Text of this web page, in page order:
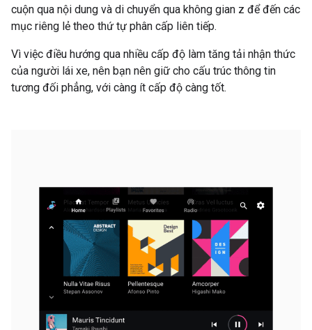
cuộn qua nội dung và di chuyển qua không gian z để đến các
mục riêng lẻ theo thứ tự phân cấp liên tiếp.
Vì việc điều hướng qua nhiều cấp độ làm tăng tải nhận thức
của người lái xe, nên bạn nên giữ cho cấu trúc thông tin
tương đối phẳng, với càng ít cấp độ càng tốt.